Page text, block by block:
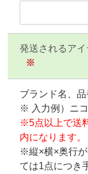
発送されるア
※
ブランド名、
※ 入力例）ニ
※5点以上で送
内になります。
※縦×横×奥行が
ては1点につき